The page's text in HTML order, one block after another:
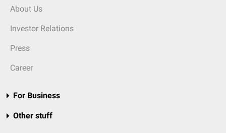
About Us
Investor Relations
Press
Career
For Business
Other stuff